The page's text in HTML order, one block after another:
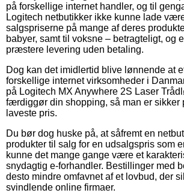
på forskellige internet handler, og til
Logitech netbutikker ikke kunne lade
salgspriserne på mange af deres
babyer, samt til voksne – betragteligt, og
præstere levering uden betaling.
Dog kan det imidlertid blive lønnende at
forskellige internet virksomheder i
på Logitech MX Anywhere 2S Laser
færdiggør din shopping, så man er sikker
laveste pris.
Du bør dog huske på, at såfremt en
produkter til salg for en udsalgspris som
kunne det mange gange være et
snydagtig e-forhandler. Bestillinger med
desto mindre omfavnet af et lovbud, der
svindlende online firmaer.